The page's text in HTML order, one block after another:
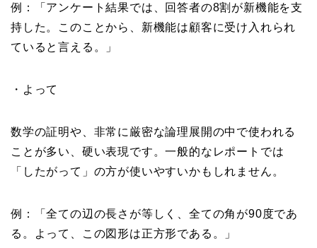
例：「アンケート結果では、回答者の8割が新機能を支
持した。このことから、新機能は顧客に受け入れられ
ていると言える。」
・よって
数学の証明や、非常に厳密な論理展開の中で使われる
ことが多い、硬い表現です。一般的なレポートでは
「したがって」の方が使いやすいかもしれません。
例：「全ての辺の長さが等しく、全ての角が90度であ
る。よって、この図形は正方形である。」